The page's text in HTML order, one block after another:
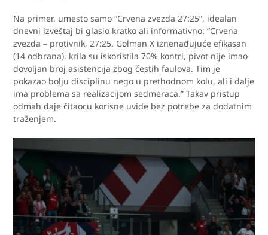
Na primer, umesto samo “Crvena zvezda 27:25”, idealan
dnevni izveštaj bi glasio kratko ali informativno: “Crvena
zvezda – protivnik, 27:25. Golman X iznenađujuće efikasan
(14 odbrana), krila su iskoristila 70% kontri, pivot nije imao
dovoljan broj asistencija zbog čestih faulova. Tim je
pokazao bolju disciplinu nego u prethodnom kolu, ali i dalje
ima problema sa realizacijom sedmeraca.” Takav pristup
odmah daje čitaocu korisne uvide bez potrebe za dodatnim
traženjem.